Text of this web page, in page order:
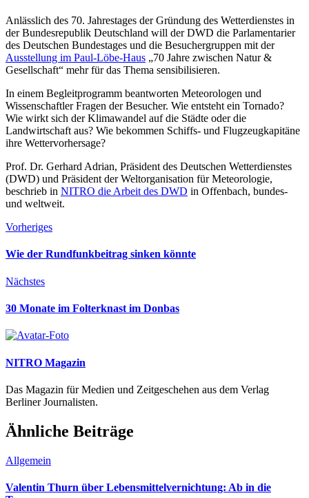
Anlässlich des 70. Jahrestages der Gründung des Wetterdienstes in
der Bundesrepublik Deutschland will der DWD die Parlamentarier
des Deutschen Bundestages und die Besuchergruppen mit der
Ausstellung im Paul-Löbe-Haus „70 Jahre zwischen Natur &
Gesellschaft“ mehr für das Thema sensibilisieren.
In einem Begleitprogramm beantworten Meteorologen und
Wissenschaftler Fragen der Besucher. Wie entsteht ein Tornado?
Wie wirkt sich der Klimawandel auf die Städte oder die
Landwirtschaft aus? Wie bekommen Schiffs- und Flugzeugkapitäne
ihre Wettervorhersage?
Prof. Dr. Gerhard Adrian, Präsident des Deutschen Wetterdienstes
(DWD) und Präsident der Weltorganisation für Meteorologie,
beschrieb in NITRO die Arbeit des DWD in Offenbach, bundes-
und weltweit.
Vorheriges
Wie der Rundfunkbeitrag sinken könnte
Nächstes
30 Monate im Folterknast im Donbas
NITRO Magazin
Das Magazin für Medien und Zeitgeschehen aus dem Verlag
Berliner Journalisten.
Ähnliche Beiträge
Allgemein
Valentin Thurn über Lebensmittelvernich­­tung: Ab in die